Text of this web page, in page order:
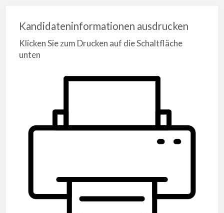
Kandidateninformationen ausdrucken
Klicken Sie zum Drucken auf die Schaltfläche
unten